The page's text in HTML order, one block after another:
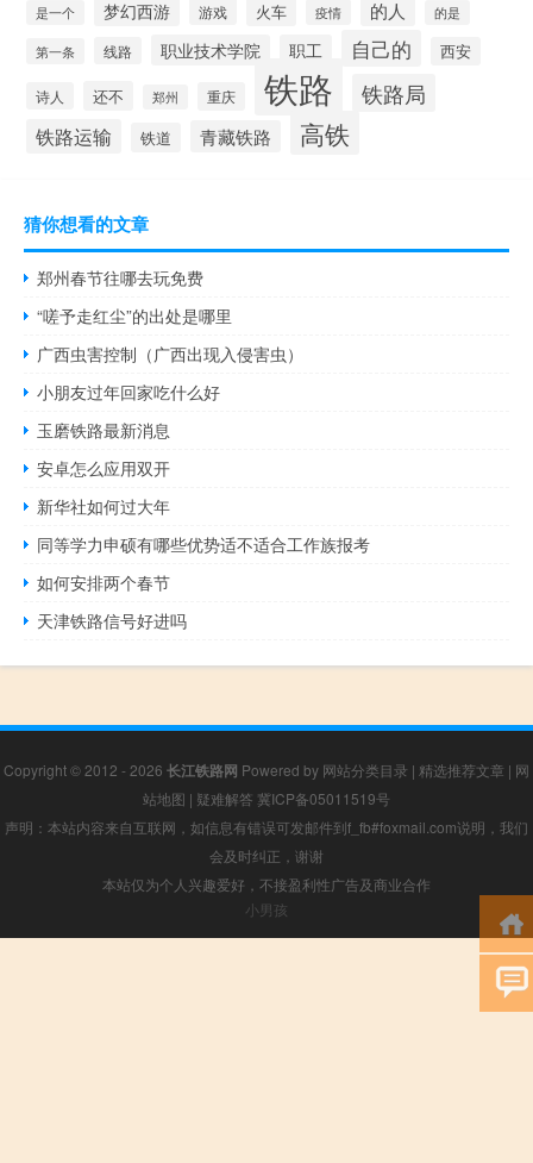
是一个 梦幻西游 游戏 火车 疫情 的人 的是
第一条 线路 职业技术学院 职工 自己的 西安
诗人 还不 郑州 重庆 铁路 铁路局
铁路运输 铁道 青藏铁路 高铁
猜你想看的文章
郑州春节往哪去玩免费
“嗟予走红尘”的出处是哪里
广西虫害控制（广西出现入侵害虫）
小朋友过年回家吃什么好
玉磨铁路最新消息
安卓怎么应用双开
新华社如何过大年
同等学力申硕有哪些优势适不适合工作族报考
如何安排两个春节
天津铁路信号好进吗
Copyright © 2012 - 2026 长江铁路网 Powered by 网站分类目录 | 精选推荐文章 | 网
站地图 | 疑难解答 冀ICP备05011519号
声明：本站内容来自互联网，如信息有错误可发邮件到f_fb#foxmail.com说明，我们
会及时纠正，谢谢
本站仅为个人兴趣爱好，不接盈利性广告及商业合作
小男孩